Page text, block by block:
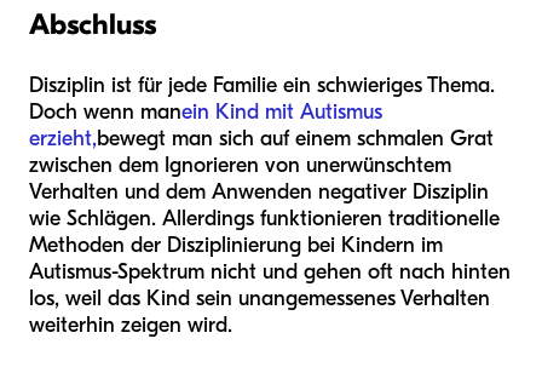
Abschluss
Disziplin ist für jede Familie ein schwieriges Thema.
Doch wenn manein Kind mit Autismus
erzieht,bewegt man sich auf einem schmalen Grat
zwischen dem Ignorieren von unerwünschtem
Verhalten und dem Anwenden negativer Disziplin
wie Schlägen. Allerdings funktionieren traditionelle
Methoden der Disziplinierung bei Kindern im
Autismus-Spektrum nicht und gehen oft nach hinten
los, weil das Kind sein unangemessenes Verhalten
weiterhin zeigen wird.